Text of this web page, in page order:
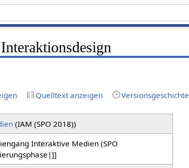
Quelltext anzeigen Versionsgeschichte
(IAM (SPO 2018))
Interaktive Medien (SPO